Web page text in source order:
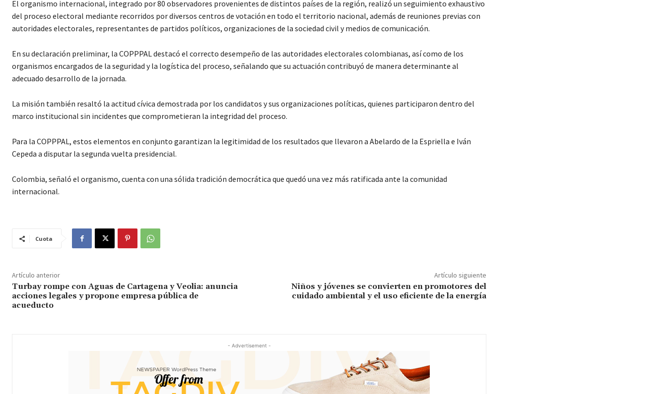
El organismo internacional, integrado por 80 observadores provenientes de distintos países de la región, realizó un seguimiento exhaustivo
del proceso electoral mediante recorridos por diversos centros de votación en todo el territorio nacional, además de reuniones previas con
autoridades electorales, representantes de partidos políticos, organizaciones de la sociedad civil y medios de comunicación.
En su declaración preliminar, la COPPPAL destacó el correcto desempeño de las autoridades electorales colombianas, así como de los
organismos encargados de la seguridad y la logística del proceso, señalando que su actuación contribuyó de manera determinante al
adecuado desarrollo de la jornada.
La misión también resaltó la actitud cívica demostrada por los candidatos y sus organizaciones políticas, quienes participaron dentro del
marco institucional sin incidentes que comprometieran la integridad del proceso.
Para la COPPPAL, estos elementos en conjunto garantizan la legitimidad de los resultados que llevaron a Abelardo de la Espriella e Iván
Cepeda a disputar la segunda vuelta presidencial.
Colombia, señaló el organismo, cuenta con una sólida tradición democrática que quedó una vez más ratificada ante la comunidad
internacional.
Cuota
Artículo anterior
Turbay rompe con Aguas de Cartagena y Veolia: anuncia
acciones legales y propone empresa pública de
acueducto
Artículo siguiente
Niños y jóvenes se convierten en promotores del
cuidado ambiental y el uso eficiente de la energía
- Advertisement -